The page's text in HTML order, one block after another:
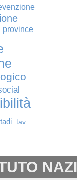
province
tav